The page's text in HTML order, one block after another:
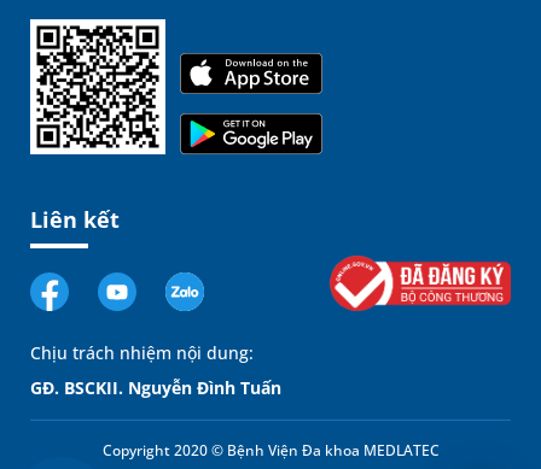
Liên kết
Chịu trách nhiệm nội dung:
GĐ. BSCKII. Nguyễn Đình Tuấn
Copyright 2020 © Bệnh Viện Đa khoa MEDLATEC